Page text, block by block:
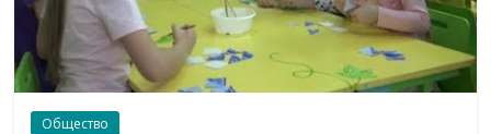
Общество